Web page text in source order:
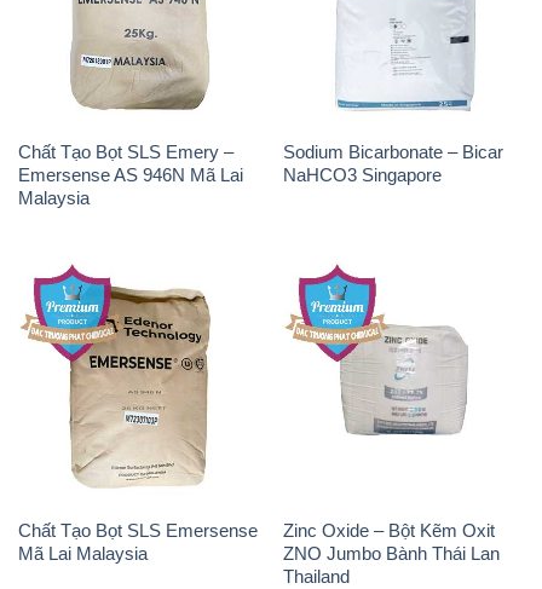
Chất Tạo Bọt SLS Emery –
Emersense AS 946N Mã Lai
Malaysia
Sodium Bicarbonate – Bicar
NaHCO3 Singapore
Chất Tạo Bọt SLS Emersense
Mã Lai Malaysia
Zinc Oxide – Bột Kẽm Oxit
ZNO Jumbo Bành Thái Lan
Thailand